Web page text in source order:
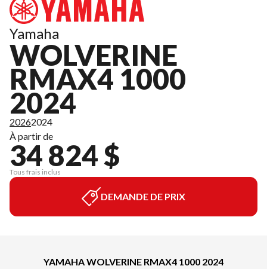
Yamaha
WOLVERINE
RMAX4 1000
2024
20262024
À partir de
34 824 $
Tous frais inclus
DEMANDE DE PRIX
YAMAHA WOLVERINE RMAX4 1000 2024